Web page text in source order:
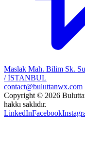
Maslak Mah. Bilim Sk.
/ İSTANBUL
contact@buluttanwx.com
Copyright © 2026
hakkı saklıdır.
LinkedInFacebook